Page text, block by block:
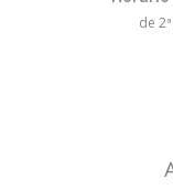
de